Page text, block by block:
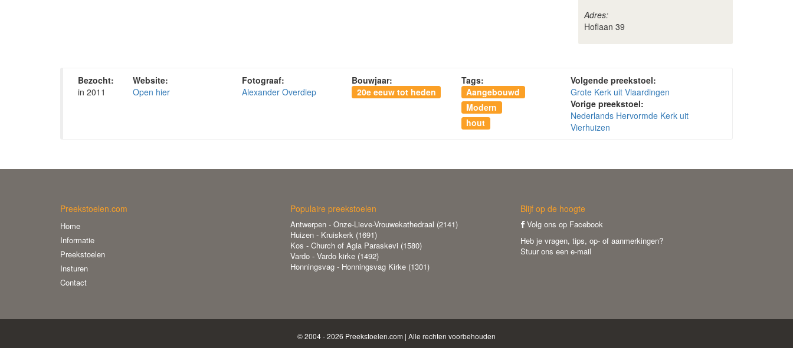
Adres:
Hoflaan 39
Bezocht:
in 2011
Website:
Open hier
Fotograaf:
Alexander Overdiep
Bouwjaar:
20e eeuw tot heden
Tags:
Aangebouwd
Modern
hout
Volgende preekstoel:
Grote Kerk uit Vlaardingen
Vorige preekstoel:
Nederlands Hervormde Kerk uit
Vierhuizen
Preekstoelen.com
Home
Informatie
Preekstoelen
Insturen
Contact
Populaire preekstoelen
Antwerpen - Onze-Lieve-Vrouwekathedraal (2141)
Huizen - Kruiskerk (1691)
Kos - Church of Agia Paraskevi (1580)
Vardo - Vardo kirke (1492)
Honningsvag - Honningsvag Kirke (1301)
Blijf op de hoogte
Volg ons op Facebook
Heb je vragen, tips, op- of aanmerkingen?
Stuur ons een e-mail
© 2004 - 2026 Preekstoelen.com | Alle rechten voorbehouden